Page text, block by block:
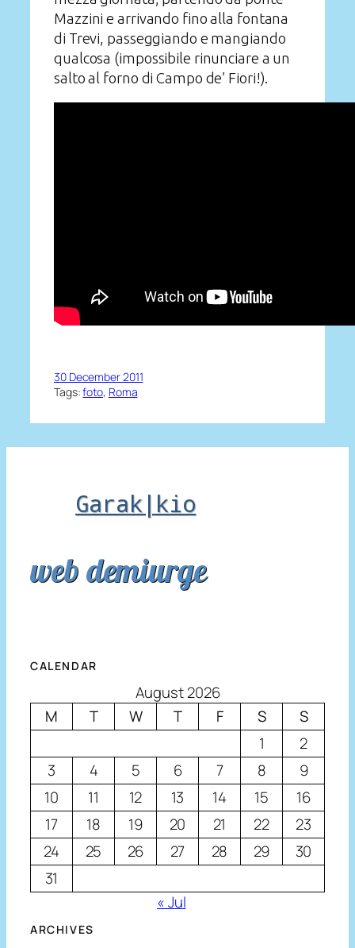
Mazzini e arrivando fino alla fontana
di Trevi, passeggiando e mangiando
qualcosa (impossibile rinunciare a un
salto al forno di Campo de’ Fiori!).
30 December 2011
Tags:foto, Roma
Garak|kio
web demiurge
CALENDAR
August 2026
M
T W T F S
S
1
2
3
4 5 6 7 8
9
10
11 12 13 14 15
16
17
18 19 20 21 22
23
24
25 26 27 28 29
30
31
« Jul
ARCHIVES